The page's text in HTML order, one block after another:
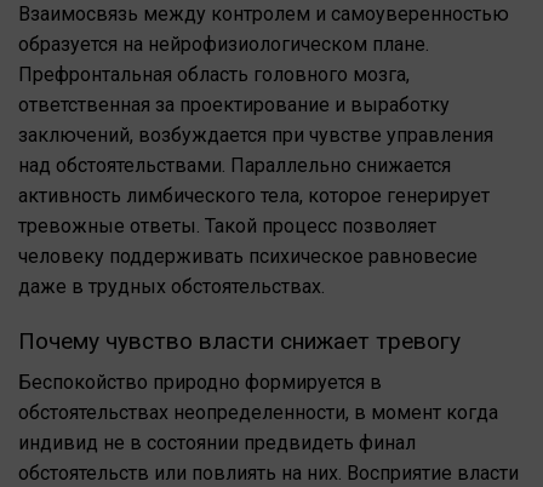
Взаимосвязь между контролем и самоуверенностью
образуется на нейрофизиологическом плане.
Префронтальная область головного мозга,
ответственная за проектирование и выработку
заключений, возбуждается при чувстве управления
над обстоятельствами. Параллельно снижается
активность лимбического тела, которое генерирует
тревожные ответы. Такой процесс позволяет
человеку поддерживать психическое равновесие
даже в трудных обстоятельствах.
Почему чувство власти снижает тревогу
Беспокойство природно формируется в
обстоятельствах неопределенности, в момент когда
индивид не в состоянии предвидеть финал
обстоятельств или повлиять на них. Восприятие власти